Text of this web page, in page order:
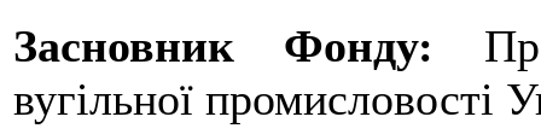
Засновник Фонду:
вугільної промисловості